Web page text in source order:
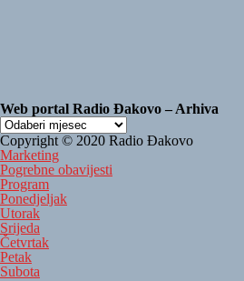
Web portal Radio Đakovo – Arhiva
Web
portal
Radio
Đakovo
–
Arhiva
Copyright © 2020 Radio Đakovo
Marketing
Pogrebne obavijesti
Program
Ponedjeljak
Utorak
Srijeda
Četvrtak
Petak
Subota